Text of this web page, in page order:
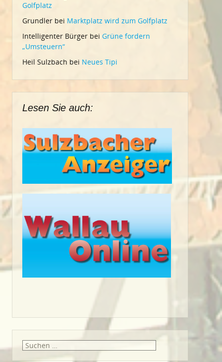
Golfplatz
Grundler bei Marktplatz wird zum Golfplatz
Intelligenter Bürger bei Grüne fordern
„Umsteuern“
Heil Sulzbach bei Neues Tipi
Lesen Sie auch:
Suche